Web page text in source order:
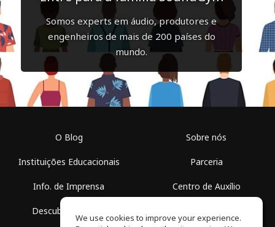
Somos experts em áudio, produtores e
engenheiros de mais de 200 países do
mundo.
O Blog
Instituições Educacionais
Info. de Imprensa
Descubra Espaços
Sobre nós
Parceria
Centro de Auxílio
We use cookies to improve your experience.